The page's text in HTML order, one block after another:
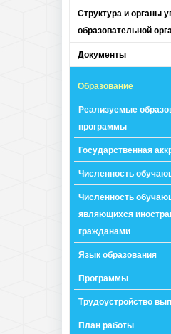
Структура и органы
образовательной
Документы
Образование
Реализуемые
программы
Государственная
Численность
Численность
являющихся
гражданами
Язык образования
Программы
Трудоустройство
План работы